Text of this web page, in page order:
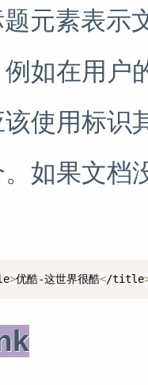
素表示文
如在用户
使用标识
如果文档
>优酷-这世界很酷</title